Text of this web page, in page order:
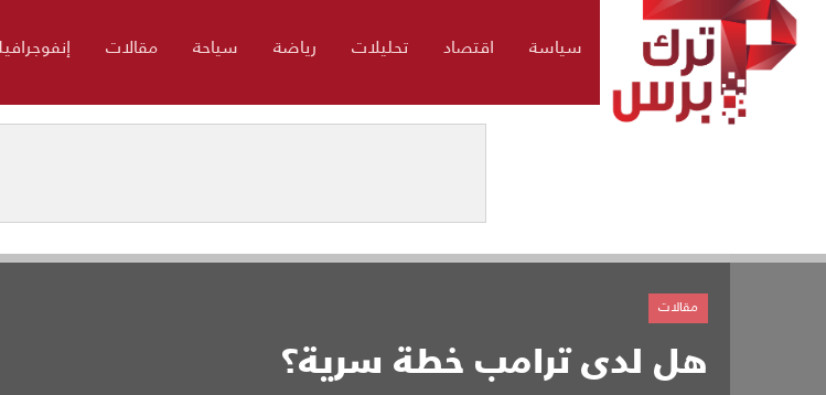
سياسة اقتصاد تحليلات رياضة سياحة مقالات
هل لدى ترامب خطة سرية؟
مقالات